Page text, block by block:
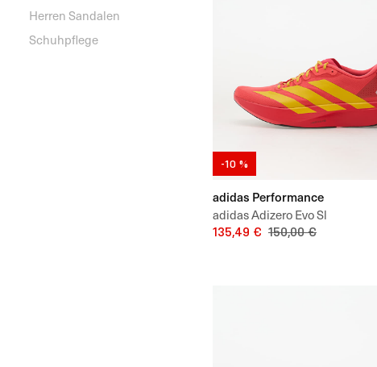
Herren Sandalen
Schuhpflege
-10 %
adidas Performance
adidas Adizero Evo Sl
135,49 € 150,00 €